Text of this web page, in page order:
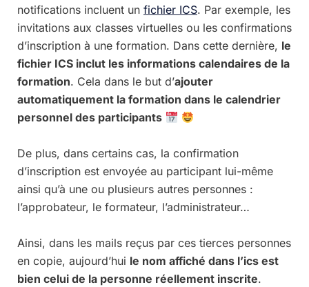
notifications incluent un fichier ICS. Par exemple, les
invitations aux classes virtuelles ou les confirmations
d’inscription à une formation. Dans cette dernière, le
fichier ICS inclut les informations calendaires de la
formation. Cela dans le but d’ajouter
automatiquement la formation dans le calendrier
personnel des participants
De plus, dans certains cas, la confirmation
d’inscription est envoyée au participant lui-même
ainsi qu’à une ou plusieurs autres personnes :
l’approbateur, le formateur, l’administrateur…
Ainsi, dans les mails reçus par ces tierces personnes
en copie, aujourd’hui le nom affiché dans l’ics est
bien celui de la personne réellement inscrite.